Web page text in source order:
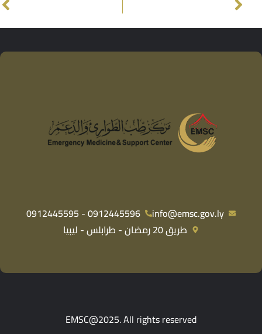
info@emsc.gov.ly
0912445596 - 0912445595
طريق 20 رمضان - طرابلس - ليبيا
EMSC@2025. All rights reserved